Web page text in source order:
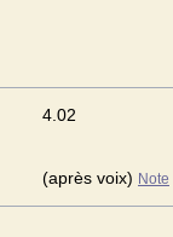
4.02
(après voix) Note